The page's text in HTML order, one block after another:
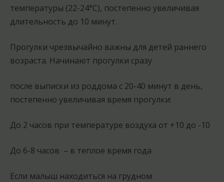
температуры (22-24°С), постепенно увеличивая
длительность до 10 минут.
Прогулки чрезвычайно важны для детей раннего
возраста. Начинают прогулки сразу
после выписки из роддома с 20-40 минут в день,
постепенно увеличивая время прогулки:
До 2 часов при температуре воздуха от +10 до -10
До 6-8 часов – в теплое время года
Если малыш находиться на грудном